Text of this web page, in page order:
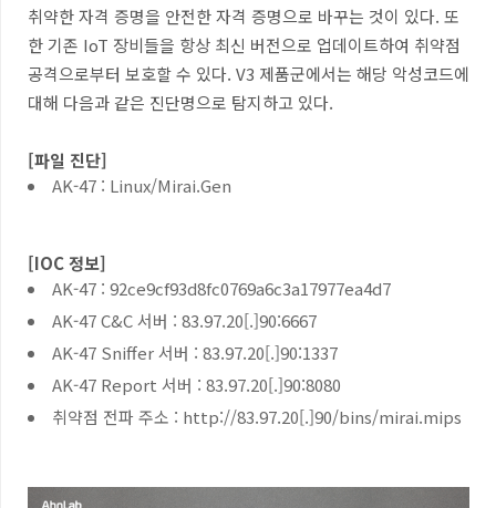
취약한 자격 증명을 안전한 자격 증명으로 바꾸는 것이 있다. 또
한 기존 IoT 장비들을 항상 최신 버전으로 업데이트하여 취약점
공격으로부터 보호할 수 있다. V3 제품군에서는 해당 악성코드에
대해 다음과 같은 진단명으로 탐지하고 있다.
[파일 진단]
AK-47 : Linux/Mirai.Gen
[IOC정보]
AK-47 : 92ce9cf93d8fc0769a6c3a17977ea4d7
AK-47 C&C서버 : 83.97.20[.]90:6667
AK-47 Sniffer서버 : 83.97.20[.]90:1337
AK-47 Report 서버 : 83.97.20[.]90:8080
취약점 전파 주소 : http://83.97.20[.]90/bins/mirai.mips